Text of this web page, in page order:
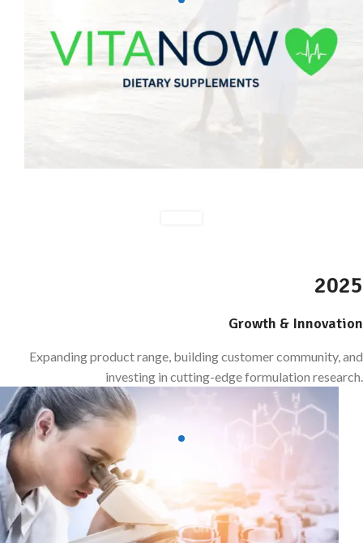
2025
Growth & Innovation
Expanding product range, building customer community, and
investing in cutting-edge formulation research.